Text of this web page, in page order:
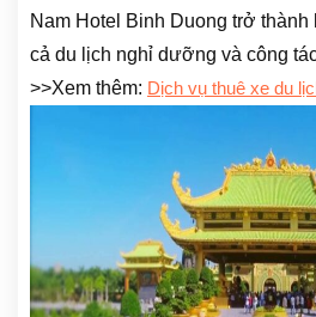
Nam Hotel Binh Duong trở
cả du lịch nghỉ dưỡng và công
>>Xem thêm: Dịch vụ thuê xe du